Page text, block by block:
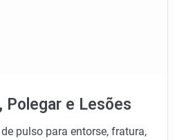
Polegar e Lesões
pulso para entorse, fratura,